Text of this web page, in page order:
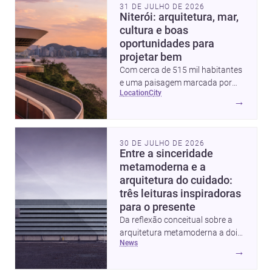
31 DE JULHO DE 2026
Niterói: arquitetura, mar,
cultura e boas
oportunidades para
projetar bem
Com cerca de 515 mil habitantes
e uma paisagem marcada por
ícones como o Museu de Arte
Baía de Guanabara e um
mercado interessante para quem
quer construir, reformar ou
decorar.
location city
→
30 DE JULHO DE 2026
Entre a sinceridade
metamoderna e a
arquitetura do cuidado:
três leituras inspiradoras
para o presente
Da reflexão conceitual sobre a
arquitetura metamoderna a dois
projetos que colocam escala
humana, bem-estar e experiência
news
→